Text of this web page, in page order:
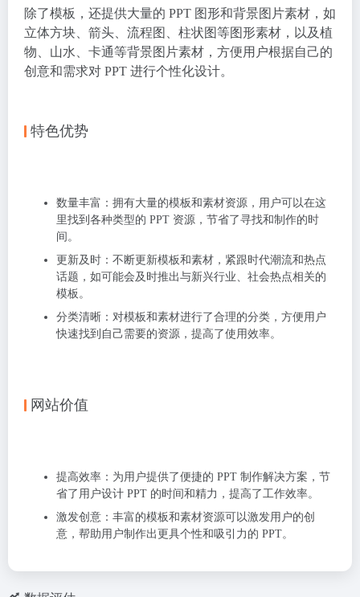
除了模板，还提供大量的 PPT 图形和背景图片素材，如
立体方块、箭头、流程图、柱状图等图形素材，以及植
物、山水、卡通等背景图片素材，方便用户根据自己的
创意和需求对 PPT 进行个性化设计。
特色优势
数量丰富 ：拥有大量的模板和素材资源，用户可以在这
里找到各种类型的 PPT 资源，节省了寻找和制作的时
间。
更新及时 ：不断更新模板和素材，紧跟时代潮流和热点
话题，如可能会及时推出与新兴行业、社会热点相关的
模板。
分类清晰 ：对模板和素材进行了合理的分类，方便用户
快速找到自己需要的资源，提高了使用效率。
网站价值
提高效率 ：为用户提供了便捷的 PPT 制作解决方案，节
省了用户设计 PPT 的时间和精力，提高了工作效率。
激发创意 ：丰富的模板和素材资源可以激发用户的创
意，帮助用户制作出更具个性和吸引力的 PPT。